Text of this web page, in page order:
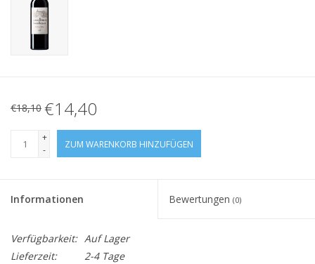
€18,10 €14,40
+
-
ZUM WARENKORB HINZUFÜGEN
Informationen Bewertungen (0)
Verfügbarkeit: Auf Lager
Lieferzeit:
2-4 Tage